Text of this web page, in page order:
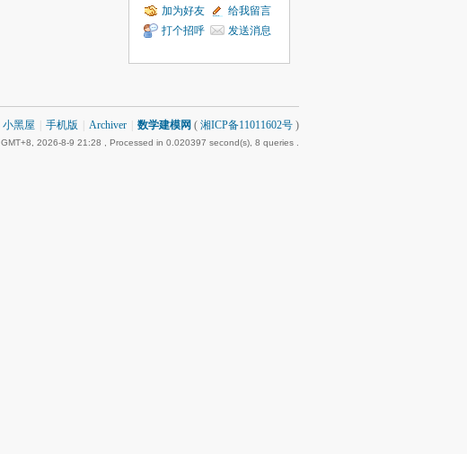
加为好友
给我留言
打个招呼
发送消息
小黑屋 手机版 Archiver 数学建模网 ( 湘ICP备11011602号 )
GMT+8, 2026-8-9 21:28 , Processed in 0.020397 second(s), 8 queries .